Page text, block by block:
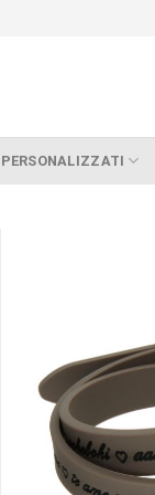
PERSONALIZZATI